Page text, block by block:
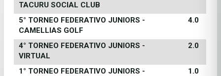
TACURU SOCIAL CLUB
5° TORNEO FEDERATIVO JUNIORS -
CAMELLIAS GOLF
4.0
4° TORNEO FEDERATIVO JUNIORS -
VIRTUAL
2.0
1° TORNEO FEDERATIVO JUNIORS -
1.0